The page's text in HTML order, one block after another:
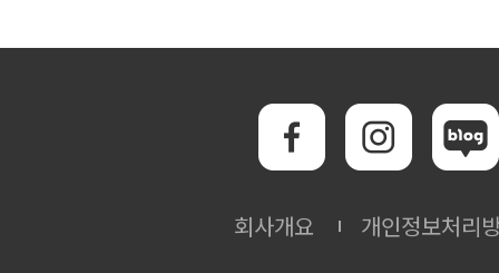
회사개요
개인정보처리